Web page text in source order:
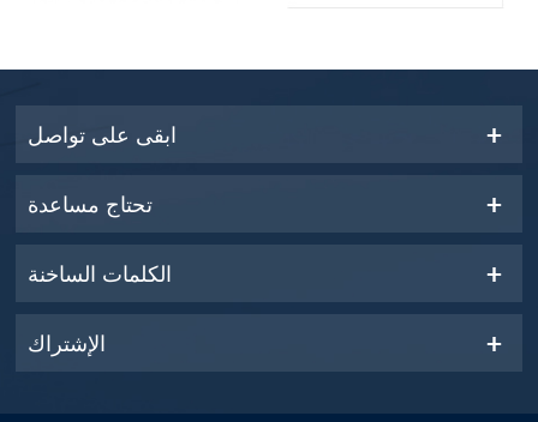
ابقى على تواصل
تحتاج مساعدة
الكلمات الساخنة
الإشتراك